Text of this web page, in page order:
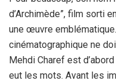
d’Archimède”, film sorti
une œuvre
cinématographique ne
Mehdi Charef est
eut les mots. Avant les